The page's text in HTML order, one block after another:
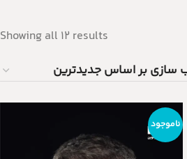
Showing all 12 results
ناموجود